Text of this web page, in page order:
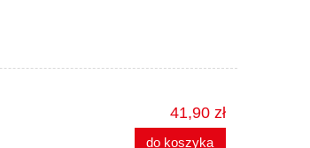
41,90 zł
do koszyka